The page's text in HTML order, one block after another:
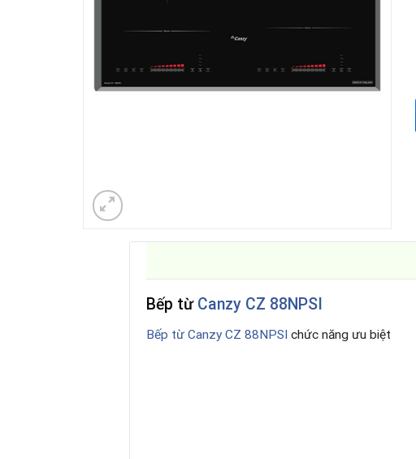
Bếp từCanzy CZ 88NPSI
Bếp từ Canzy CZ 88NPSI chức năng ưu biệt